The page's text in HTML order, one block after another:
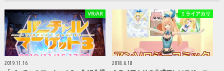
VR/AR
2019.11.16
ミライアカリ
2018.6.18